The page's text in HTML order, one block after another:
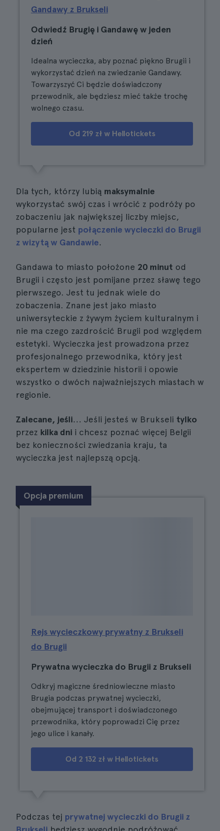
Gandawy z Brukseli
Odwiedź Brugię i Gandawę w jeden
dzień
Idealna wycieczka, aby poznać piękno Brugii i
wykorzystać dzień na zwiedzanie Gandawy.
Towarzyszyć Ci będzie doświadczony
przewodnik, ale będziesz mieć także trochę
wolnego czasu.
Od 219 zł w Hellotickets
Dla tych, którzy lubią maksymalnie
wykorzystać swój czas i wrócić z podróży po
zobaczeniu jak największej liczby miejsc,
popularne jest połączenie wycieczki do Brugii
z wizytą w Gandawie.
Gandawa to miasto położone 20 minut od
Brugii i często jest pomijane przez sławę tego
pierwszego. Jest tu jednak wiele do
zobaczenia. Znane jest jako miasto
uniwersyteckie z żywym życiem kulturalnym i
nie ma czego zazdrościć Brugii pod względem
estetyki. Wycieczka jest prowadzona przez
profesjonalnego przewodnika, który jest
ekspertem w dziedzinie historii i opowie
wszystko o dwóch najważniejszych miastach w
regionie.
Zalecane, jeśli... Jeśli jesteś w Brukseli tylko
przez kilka dni i chcesz poznać więcej Belgii
bez konieczności zwiedzania kraju, ta
wycieczka jest najlepszą opcją.
Opcja premium
Rejs wycieczkowy prywatny z Brukseli
do Brugii
Prywatna wycieczka do Brugii z Brukseli
Odkryj magiczne średniowieczne miasto
Brugia podczas prywatnej wycieczki,
obejmującej transport i doświadczonego
przewodnika, który poprowadzi Cię przez
jego ulice i kanały.
Od 2 132 zł w Hellotickets
Podczas tej prywatnej wycieczki do Brugii z